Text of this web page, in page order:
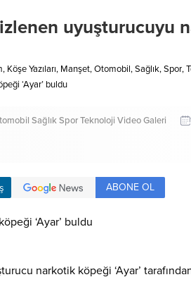
uyuşturucuyu
, Köşe Yazıları, Manşet,Otomobil,Sağlık,Spor,
‘Ayar’ buldu
SağlıkSporTeknoloji Video Galeri
ABONE OL
narkotik köpeği ‘Ayar’